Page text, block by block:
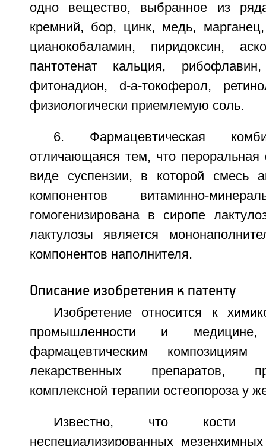
одно вещество, выбранное из
кремний, бор, цинк, медь,
цианокобаламин, пиридоксин,
пантотенат кальция,
фитонадион, d-a-токоферол,
физиологически приемлемую соль.
6. Фармацевтическая
отличающаяся тем, что
виде суспензии, в которой смесь
компонентов витаминно-
гомогенизирована в сиропе
лактулозы является
компонентов наполнителя.
Описание изобретения к патенту
Изобретение относится к
промышленности и
фармацевтическим
лекарственных препаратов,
комплексной терапии остеопороза у
Известно, что кости
неспециализированных